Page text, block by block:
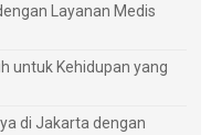
Layanan Medis
untuk Kehidupan yang
di Jakarta dengan